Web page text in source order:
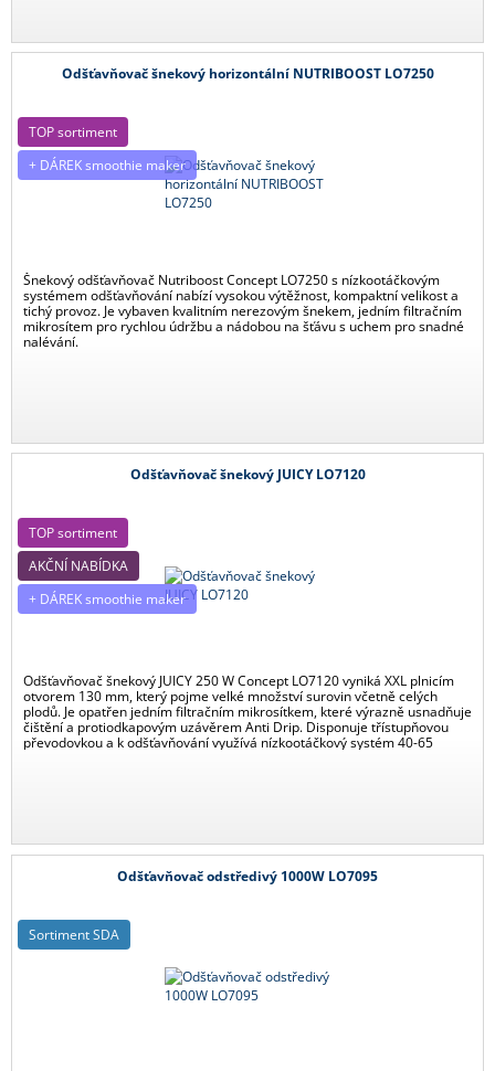
Odšťavňovač šnekový horizontální NUTRIBOOST LO7250
Šnekový odšťavňovač Nutriboost Concept LO7250 s nízkootáčkovým
systémem odšťavňování nabízí vysokou výtěžnost, kompaktní velikost a
tichý provoz. Je vybaven kvalitním nerezovým šnekem, jedním filtračním
mikrosítem pro rychlou údržbu a nádobou na šťávu s uchem pro snadné
nalévání.
TOP sortiment
+ DÁREK smoothie maker
Odšťavňovač šnekový JUICY LO7120
Odšťavňovač šnekový JUICY 250 W Concept LO7120 vyniká XXL plnicím
otvorem 130 mm, který pojme velké množství surovin včetně celých
plodů. Je opatřen jedním filtračním mikrosítkem, které výrazně usnadňuje
čištění a protiodkapovým uzávěrem Anti Drip. Disponuje třístupňovou
převodovkou a k odšťavňování využívá nízkootáčkový systém 40-65
TOP sortiment
AKČNÍ NABÍDKA
+ DÁREK smoothie maker
Odšťavňovač odstředivý 1000W LO7095
Sortiment SDA